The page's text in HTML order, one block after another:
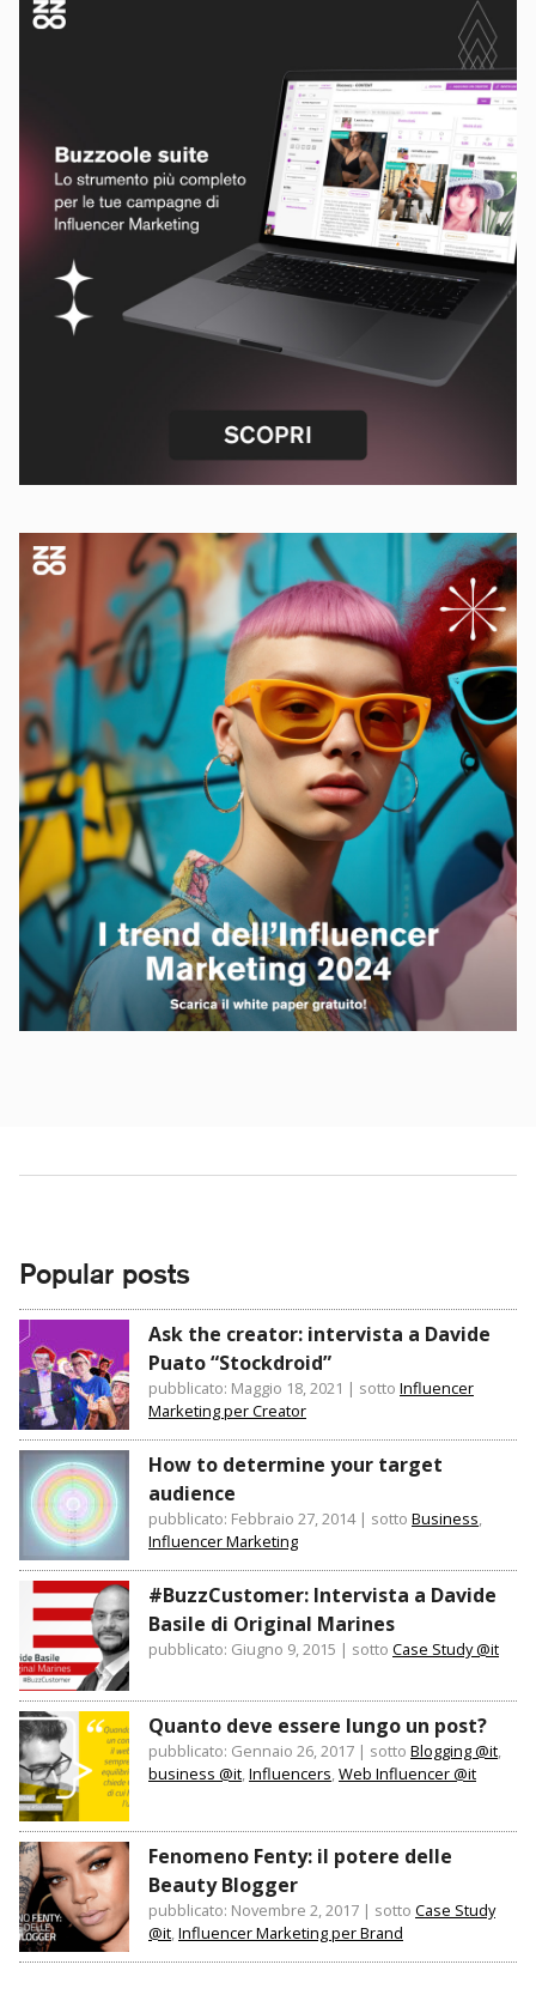
Popular posts
Ask the creator: intervista a Davide
Puato “Stockdroid”
pubblicato: Maggio 18, 2021 | sotto Influencer
Marketing per Creator
How to determine your target
audience
pubblicato: Febbraio 27, 2014| sotto Business,
Influencer Marketing
#BuzzCustomer: Intervista a Davide
Basile di Original Marines
pubblicato: Giugno 9, 2015 | sotto Case Study @it
Quanto deve essere lungo un post?
pubblicato: Gennaio 26, 2017 | sotto Blogging @it,
business @it,Influencers,Web Influencer @it
Fenomeno Fenty: il potere delle
Beauty Blogger
pubblicato: Novembre 2, 2017 | sotto Case Study
@it,Influencer Marketing per Brand